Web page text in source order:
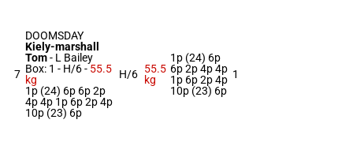
7
DOOMSDAY
Kiely-marshall
Tom- L Bailey
Box: 1 - H/6 - 55.5
kg
1p (24) 6p 6p 2p
4p 4p 1p 6p 2p 4p
10p (23) 6p
H/6 55.5
kg
1p (24) 6p
6p 2p 4p 4p
1p 6p 2p 4p
10p (23) 6p
1